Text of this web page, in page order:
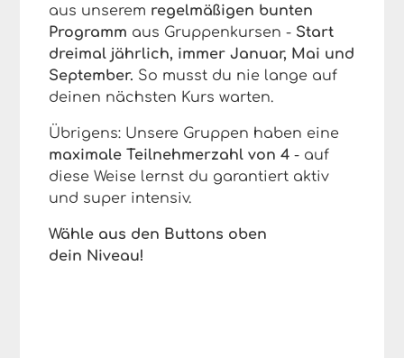
aus unserem regelmäßigen bunten
Programm aus Gruppenkursen - Start
dreimal jährlich, immer Januar, Mai und
September. So musst du nie lange auf
deinen nächsten Kurs warten.
Übrigens: Unsere Gruppen haben eine
maximale Teilnehmerzahl von 4- auf
diese Weise lernst du garantiert aktiv
und super intensiv.
Wähle aus den Buttons oben
dein Niveau!